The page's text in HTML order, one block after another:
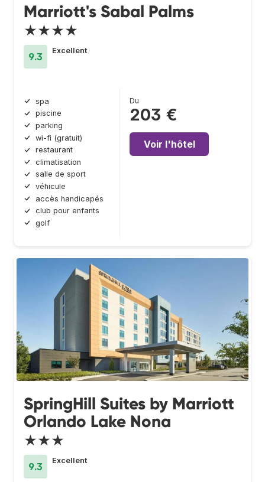
Marriott's Sabal Palms
★★★★
9.3
Excellent
spa
piscine
parking
wi-fi (gratuit)
restaurant
climatisation
salle de sport
véhicule
accès handicapés
club pour enfants
golf
Du
203 €
Voir l'hôtel
SpringHill Suites by Marriott
Orlando Lake Nona
★★★
9.3
Excellent